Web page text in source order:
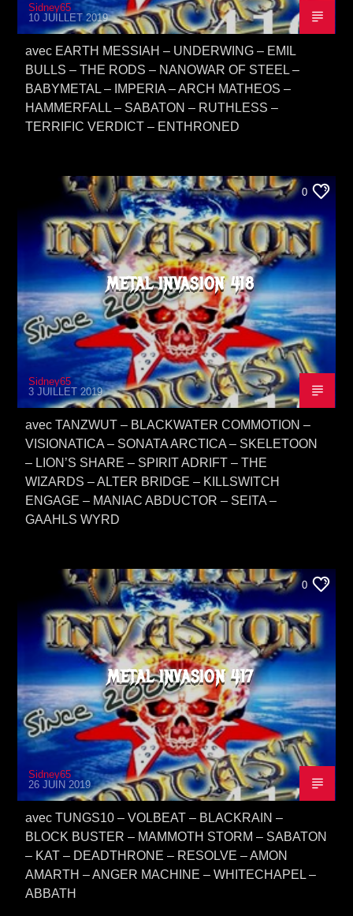
Sidney65
10 JUILLET 2019
avec EARTH MESSIAH – UNDERWING – EMIL
BULLS – THE RODS – NANOWAR OF STEEL –
BABYMETAL – IMPERIA – ARCH MATHEOS –
HAMMERFALL – SABATON – RUTHLESS –
TERRIFIC VERDICT – ENTHRONED
0
METAL INVASION 418
Sidney65
3 JUILLET 2019
avec TANZWUT – BLACKWATER COMMOTION –
VISIONATICA – SONATA ARCTICA – SKELETOON
– LION’S SHARE – SPIRIT ADRIFT – THE
WIZARDS – ALTER BRIDGE – KILLSWITCH
ENGAGE – MANIAC ABDUCTOR – SEITA –
GAAHLS WYRD
0
METAL INVASION 417
Sidney65
26 JUIN 2019
avec TUNGS10 – VOLBEAT – BLACKRAIN –
BLOCK BUSTER – MAMMOTH STORM – SABATON
– KAT – DEADTHRONE – RESOLVE – AMON
AMARTH – ANGER MACHINE – WHITECHAPEL –
ABBATH